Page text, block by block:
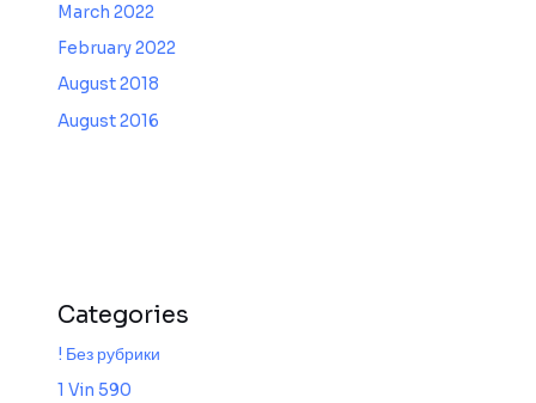
March 2022
February 2022
August 2018
August 2016
Categories
! Без рубрики
1 Vin 590